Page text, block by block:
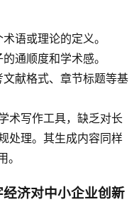
语或理论的定义。
通顺度和学术感。
文献格式、章节标题等基
术写作工具，缺乏对长
处理。其生成内容同样
。
济对中小企业创新